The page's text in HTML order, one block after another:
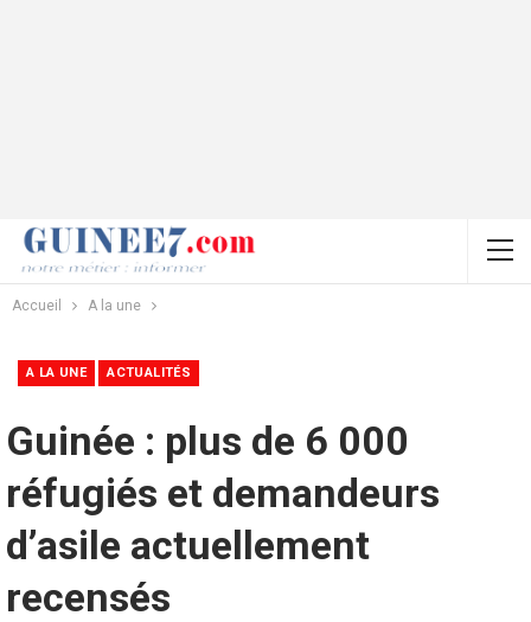
Accueil A la une
A LA UNE ACTUALITÉS
Guinée : plus de 6 000
réfugiés et demandeurs
d’asile actuellement
recensés